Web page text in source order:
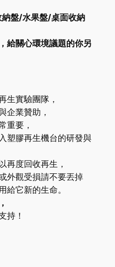
盤/水果盤/桌面收納
給關心環境議題的你另
生實驗團隊，
企業贊助，
重要，
塑膠再生機台的研發與
再度回收再生，
外觀受損請不要丟掉
給它新的生命。
持！